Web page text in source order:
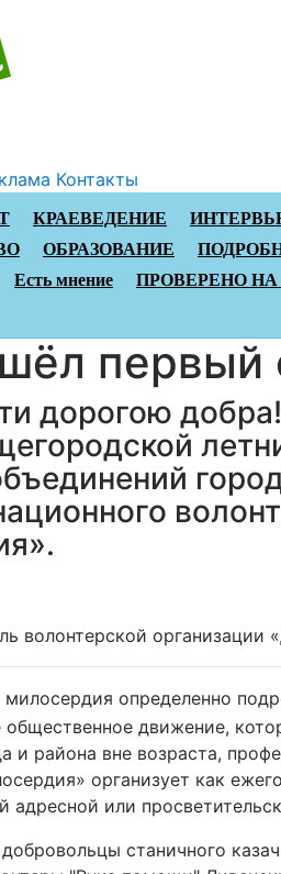
Контакты
КРАЕВЕДЕНИЕ
ОБРАЗОВАНИЕ
Есть мнение ПРОВЕРЕНО НА
первый
дорогою
волонтерской организации
милосердия определенно
движение,
и района вне возраста,
организует как
или
станичного